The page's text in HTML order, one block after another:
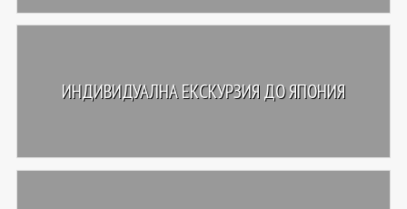
ИНДИВИДУАЛНА ЕКСКУРЗИЯ ДО ЯПОНИЯ